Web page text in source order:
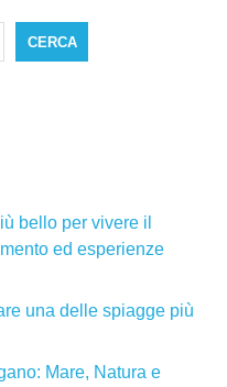
CERCA
bello per vivere il
ed esperienze
una delle spiagge più
Mare, Natura e